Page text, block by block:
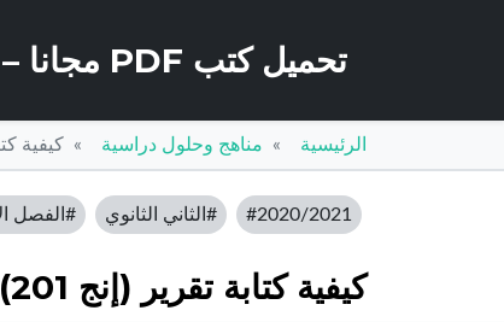
تحميل كتب PDF مجانا – كتب كو
الرئيسية مناهج وحلول دراسية كيفية
#2020/2021 #الثاني الثانوي #الفصل
كيفية كتابة تقرير (إنج 201)